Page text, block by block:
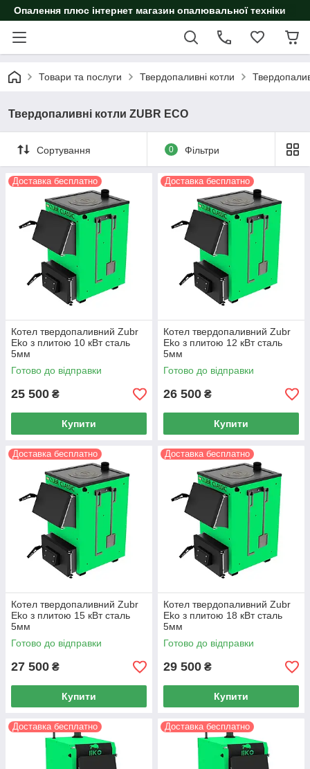
Опалення плюс інтернет магазин опалювальної техніки
Товари та послуги Твердопаливні котли
Твердопаливні котли ZUBR ECO
Сортування 0 Фільтри
Доставка бесплатно
Котел твердопаливний Zubr
Eko з плитою 10 кВт сталь
5мм
Готово до відправки
25 500 ₴
Купити
Доставка бесплатно
Котел твердопаливний Zubr
Eko з плитою 12 кВт сталь
5мм
Готово до відправки
26 500 ₴
Купити
Доставка бесплатно
Котел твердопаливний Zubr
Eko з плитою 15 кВт сталь
5мм
Готово до відправки
27 500 ₴
Купити
Доставка бесплатно
Котел твердопаливний Zubr
Eko з плитою 18 кВт сталь
5мм
Готово до відправки
29 500 ₴
Купити
Доставка бесплатно Доставка бесплатно